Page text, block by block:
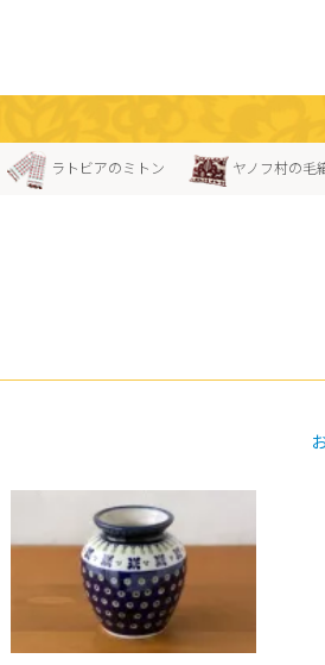
ラトビアのミトン ヤノフ村の毛